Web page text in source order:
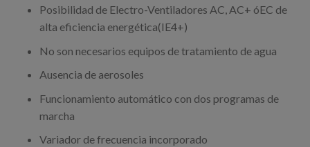
Posibilidad de Electro-Ventiladores AC, AC+ óEC de
alta eficiencia energética(IE4+)
No son necesarios equipos de tratamiento de agua
Ausencia de aerosoles
Funcionamiento automático con dos programas de
marcha
Variador de frecuencia incorporado